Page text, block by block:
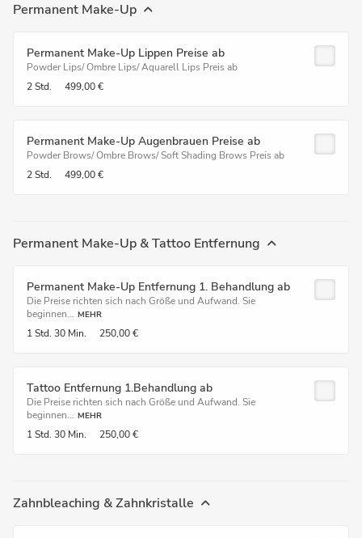
Permanent Make-Up
Permanent Make-Up Lippen Preise ab
Powder Lips/ Ombre Lips/ Aquarell Lips Preis ab
2 Std.
499,00 €
Permanent Make-Up Augenbrauen Preise ab
Powder Brows/ Ombre Brows/ Soft Shading Brows Preis ab
2 Std.
499,00 €
Permanent Make-Up & Tattoo Entfernung
Permanent Make-Up Entfernung 1. Behandlung ab
Die Preise richten sich nach Größe und Aufwand. Sie
beginnen... MEHR
1 Std. 30 Min. 250,00 €
Tattoo Entfernung 1.Behandlung ab
Die Preise richten sich nach Größe und Aufwand. Sie
beginnen... MEHR
1 Std. 30 Min. 250,00 €
Zahnbleaching & Zahnkristalle